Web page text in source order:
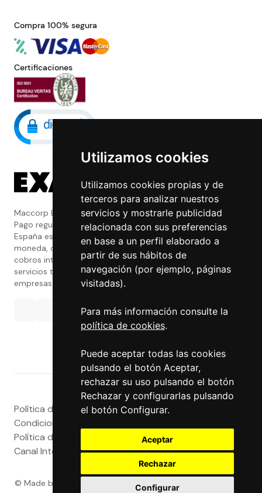
Utilizamos cookies
Utilizamos cookies propias y de
terceros para analizar nuestros
servicios y mostrarle publicidad
relacionada con sus preferencias
en base a un perfil elaborado a
partir de sus hábitos de
navegación (por ejemplo, páginas
visitadas).
Para más información consulte la
política de cookies.
Puede aceptar todas las cookies
pulsando el botón Aceptar,
rechazar su uso pulsando el botón
Rechazar y configurarlas pulsando
el botón Configurar.
Aceptar
Rechazar
Configurar
Compra 100% segura
Certificaciones
Maccorp Exact Change es una Entidad de
Pago regulada y con licencia del Banco de
España especializada en cambio de
moneda, divisas, transferencias, pagos y
cobros internacionales que presta estos
servicios tanto a particulares como a
empresas.
Política de privacidad| Atención al Cliente
Condiciones de uso web
Política de Cookies
Política de Calidad
Canal Interno
| Canal Externo | Accesibilidad
© Made by - Powered by